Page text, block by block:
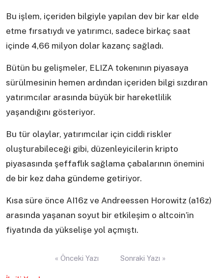
Bu işlem, içeriden bilgiyle yapılan dev bir kar elde
etme fırsatıydı ve yatırımcı, sadece birkaç saat
içinde 4,66 milyon dolar kazanç sağladı.
Bütün bu gelişmeler, ELIZA tokenının piyasaya
sürülmesinin hemen ardından içeriden bilgi sızdıran
yatırımcılar arasında büyük bir hareketlilik
yaşandığını gösteriyor.
Bu tür olaylar, yatırımcılar için ciddi riskler
oluşturabileceği gibi, düzenleyicilerin kripto
piyasasında şeffaflık sağlama çabalarının önemini
de bir kez daha gündeme getiriyor.
Kısa süre önce AI16z ve Andreessen Horowitz (a16z)
arasında yaşanan soyut bir etkileşim o altcoin’in
fiyatında da yükselişe yol açmıştı.
« Önceki Yazı Sonraki Yazı »